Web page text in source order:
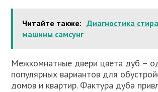
Читайте также: Диагностика
машины самсунг
Межкомнатные двери цвета дуб –
популярных вариантов для
домов и квартир. Фактура дуба